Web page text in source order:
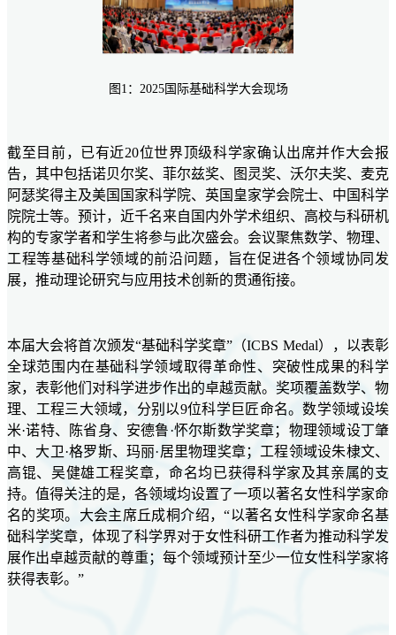
图1：2025国际基础科学大会现场
截至目前，已有近20位世界顶级科学家确认出席并作大会报
告，其中包括诺贝尔奖、菲尔兹奖、图灵奖、沃尔夫奖、麦克
阿瑟奖得主及美国国家科学院、英国皇家学会院士、中国科学
院院士等。预计，近千名来自国内外学术组织、高校与科研机
构的专家学者和学生将参与此次盛会。会议聚焦数学、物理、
工程等基础科学领域的前沿问题，旨在促进各个领域协同发
展，推动理论研究与应用技术创新的贯通衔接。
本届大会将首次颁发“基础科学奖章”（ICBS Medal），以表彰
全球范围内在基础科学领域取得革命性、突破性成果的科学
家，表彰他们对科学进步作出的卓越贡献。奖项覆盖数学、物
理、工程三大领域，分别以9位科学巨匠命名。数学领域设埃
米·诺特、陈省身、安德鲁·怀尔斯数学奖章；物理领域设丁肇
中、大卫·格罗斯、玛丽·居里物理奖章；工程领域设朱棣文、
高锟、吴健雄工程奖章，命名均已获得科学家及其亲属的支
持。值得关注的是，各领域均设置了一项以著名女性科学家命
名的奖项。大会主席丘成桐介绍，“以著名女性科学家命名基
础科学奖章，体现了科学界对于女性科研工作者为推动科学发
展作出卓越贡献的尊重；每个领域预计至少一位女性科学家将
获得表彰。”